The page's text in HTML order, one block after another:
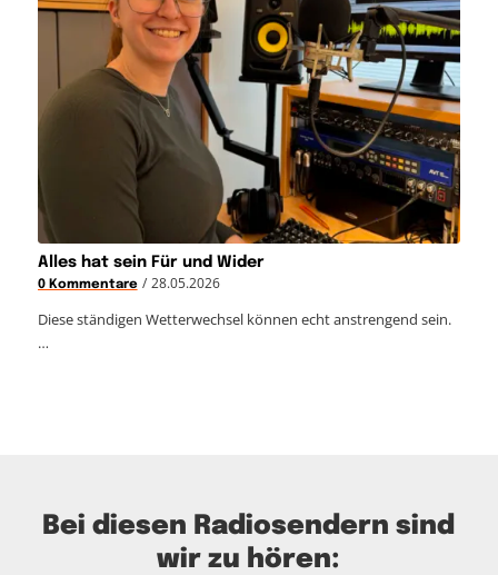
Alles hat sein Für und Wider
0 Kommentare / 28.05.2026
Diese ständigen Wetterwechsel können echt anstrengend sein.
…
Bei diesen Radiosendern sind
wir zu hören: